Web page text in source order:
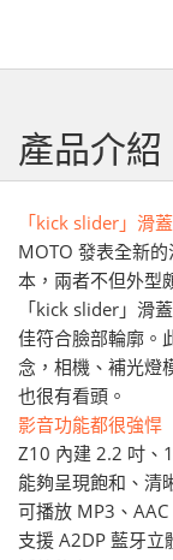
產品介紹
「kick slider」滑
MOTO 發表全新
本，兩者不但外型
「kick slider」滑
佳符合臉部輪廓。
念，相機、補光燈
也很有看頭。
影音功能都很強悍
Z10 內建 2.2 吋、
能夠呈現飽和、清
可播放 MP3、
支援 A2DP 藍牙